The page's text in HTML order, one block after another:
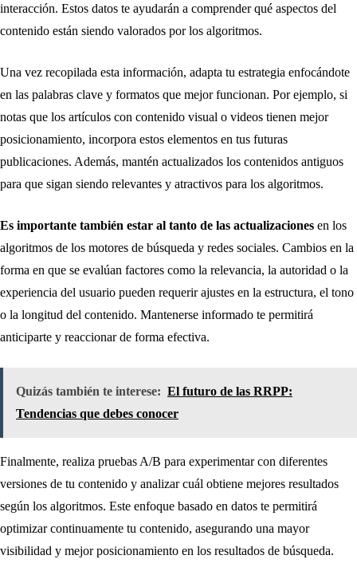
interacción. Estos datos te ayudarán a comprender qué aspectos del
contenido están siendo valorados por los algoritmos.
Una vez recopilada esta información, adapta tu estrategia enfocándote
en las palabras clave y formatos que mejor funcionan. Por ejemplo, si
notas que los artículos con contenido visual o videos tienen mejor
posicionamiento, incorpora estos elementos en tus futuras
publicaciones. Además, mantén actualizados los contenidos antiguos
para que sigan siendo relevantes y atractivos para los algoritmos.
Es importante también estar al tanto de las actualizaciones en los
algoritmos de los motores de búsqueda y redes sociales. Cambios en la
forma en que se evalúan factores como la relevancia, la autoridad o la
experiencia del usuario pueden requerir ajustes en la estructura, el tono
o la longitud del contenido. Mantenerse informado te permitirá
anticiparte y reaccionar de forma efectiva.
Quizás también te interese: El futuro de las RRPP:
Tendencias que debes conocer
Finalmente, realiza pruebas A/B para experimentar con diferentes
versiones de tu contenido y analizar cuál obtiene mejores resultados
según los algoritmos. Este enfoque basado en datos te permitirá
optimizar continuamente tu contenido, asegurando una mayor
visibilidad y mejor posicionamiento en los resultados de búsqueda.